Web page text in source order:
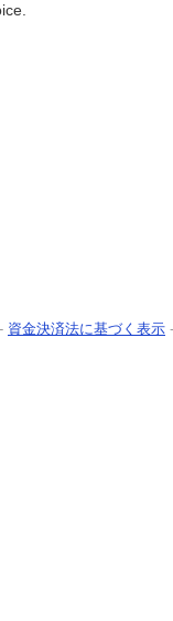
- 資金決済法に基づく表示 -